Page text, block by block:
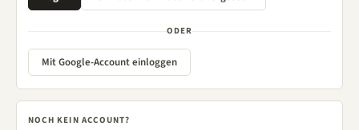
ODER
Mit Google-Account einloggen
NOCH KEIN ACCOUNT?